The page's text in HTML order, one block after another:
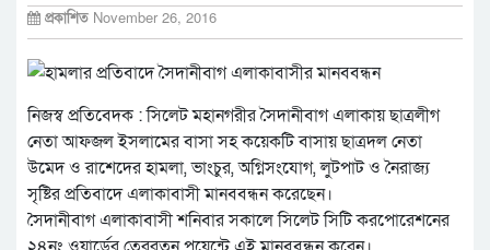
প্রকাশিত November 26, 2016
নিজস্ব প্রতিবেদক : সিলেট মহানগরীর সৈদানীবাগ এলাকায় ছাত্রলীগ
নেতা আফজল ইসলামের বাসা সহ কয়েকটি বাসায় ছাত্রদল নেতা
উমেদ ও রাশেদের হামলা, ভাংচুর, অগ্নিসংযোগ, লুটপাট ও নৈরাজ্য
সৃষ্টির প্রতিবাদে এলাকাবাসী মানববন্ধন করেছেন।
সৈদানীবাগ এলাকাবাসী শনিবার সকালে সিলেট সিটি করপোরেশনের